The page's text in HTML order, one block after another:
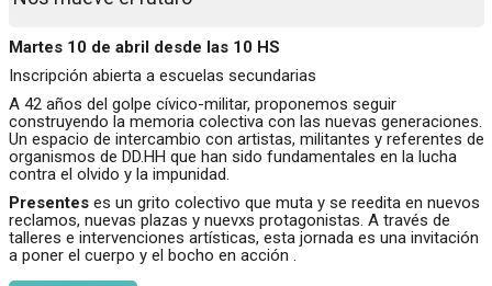
Martes 10 de abril desde las 10 HS
Inscripción abierta a escuelas secundarias
A 42 años del golpe cívico-militar, proponemos seguir
construyendo la memoria colectiva con las nuevas generaciones.
Un espacio de intercambio con artistas, militantes y referentes de
organismos de DD.HH que han sido fundamentales en la lucha
contra el olvido y la impunidad.
Presentes es un grito colectivo que muta y se reedita en nuevos
reclamos, nuevas plazas y nuevxs protagonistas. A través de
talleres e intervenciones artísticas, esta jornada es una invitación
a poner el cuerpo y el bocho en acción .